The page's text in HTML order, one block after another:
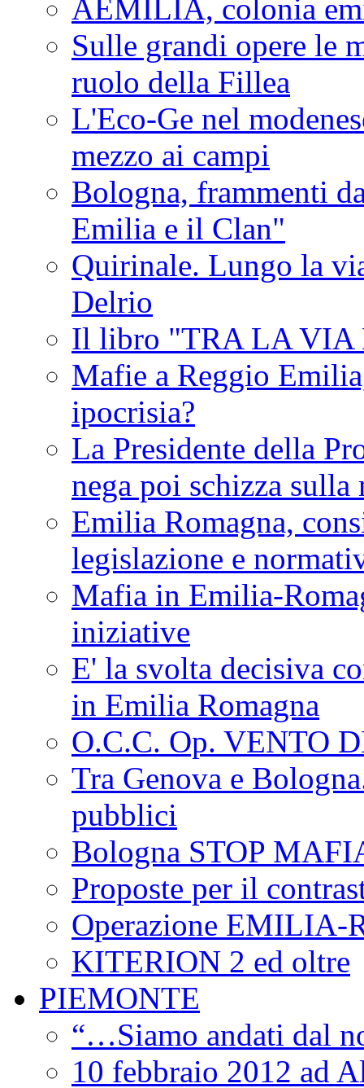
AEMILIA, colonia
Sulle grandi opere le
ruolo della Fillea
L'Eco-Ge nel
mezzo ai campi
Bologna, frammenti
Emilia e il Clan"
Quirinale. Lungo la
Delrio
Il libro "TRA LA
Mafie a Reggio
ipocrisia?
La Presidente della
nega poi schizza sulla
Emilia Romagna,
legislazione e
Mafia in Emilia-
iniziative
E' la svolta decisiva
in Emilia Romagna
O.C.C. Op. VENTO
Tra Genova e
pubblici
Bologna STOP
Proposte per il
Operazione EMILIA-
KITERION 2 ed oltre
PIEMONTE
“…Siamo andati dal
10 febbraio 2012 ad